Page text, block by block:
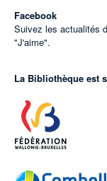
Facebook
Suivez les actualités
"J'aime".
La Bibliothèque est